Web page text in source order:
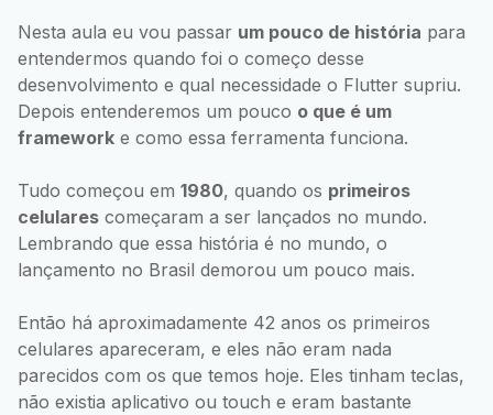
Nesta aula eu vou passar um pouco de história para
entendermos quando foi o começo desse
desenvolvimento e qual necessidade o Flutter supriu.
Depois entenderemos um pouco o que é um
framework e como essa ferramenta funciona.
Tudo começou em 1980, quando os primeiros
celulares começaram a ser lançados no mundo.
Lembrando que essa história é no mundo, o
lançamento no Brasil demorou um pouco mais.
Então há aproximadamente 42 anos os primeiros
celulares apareceram, e eles não eram nada
parecidos com os que temos hoje. Eles tinham teclas,
não existia aplicativo ou touch e eram bastante